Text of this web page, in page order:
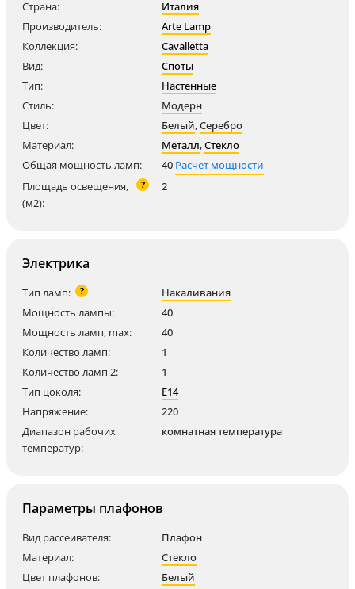
Страна:
Италия
Производитель:
Arte Lamp
Коллекция:
Cavalletta
Вид:
Споты
Тип:
Настенные
Стиль:
Модерн
Цвет:
Белый,Серебро
Материал:
Металл,Стекло
Общая мощность ламп:
40 Расчет мощности
Площадь освещения,
(м2):
? 2
Электрика
Тип ламп: ?
Накаливания
Мощность лампы:
40
Мощность ламп, max:
40
Количество ламп:
1
Количество ламп 2:
1
Тип цоколя:
E14
Напряжение:
220
Диапазон рабочих
температур:
комнатная температура
Параметры плафонов
Вид рассеивателя:
Плафон
Материал:
Стекло
Цвет плафонов:
Белый